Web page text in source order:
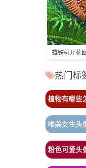
雄铁树开花
热门标
植物有哪些
唯美女生头
粉色可爱头